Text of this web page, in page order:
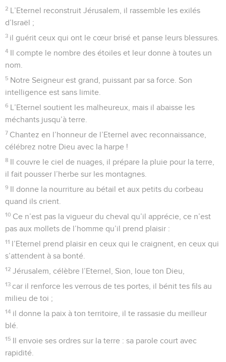
2 L’Eternel reconstruit Jérusalem, il rassemble les exilés
d’Israël ;
3 il guérit ceux qui ont le cœur brisé et panse leurs blessures.
4 Il compte le nombre des étoiles et leur donne à toutes un
nom.
5 Notre Seigneur est grand, puissant par sa force. Son
intelligence est sans limite.
6 L’Eternel soutient les malheureux, mais il abaisse les
méchants jusqu’à terre.
7 Chantez en l’honneur de l’Eternel avec reconnaissance,
célébrez notre Dieu avec la harpe !
8 Il couvre le ciel de nuages, il prépare la pluie pour la terre,
il fait pousser l’herbe sur les montagnes.
9 Il donne la nourriture au bétail et aux petits du corbeau
quand ils crient.
10 Ce n’est pas la vigueur du cheval qu’il apprécie, ce n’est
pas aux mollets de l’homme qu’il prend plaisir :
11 l’Eternel prend plaisir en ceux qui le craignent, en ceux qui
s’attendent à sa bonté.
12 Jérusalem, célèbre l’Eternel, Sion, loue ton Dieu,
13 car il renforce les verrous de tes portes, il bénit tes fils au
milieu de toi ;
14 il donne la paix à ton territoire, il te rassasie du meilleur
blé.
15 Il envoie ses ordres sur la terre : sa parole court avec
rapidité.